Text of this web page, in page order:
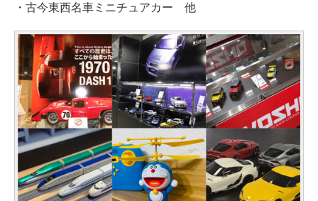
・古今東西名車ミニチュアカー 他